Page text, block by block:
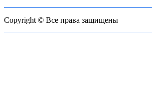
Copyright © Все права защищены